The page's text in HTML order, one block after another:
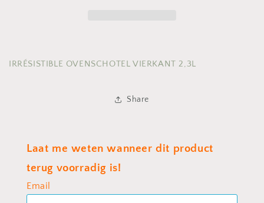
IRRÉSISTIBLE OVENSCHOTEL VIERKANT 2,3L
Share